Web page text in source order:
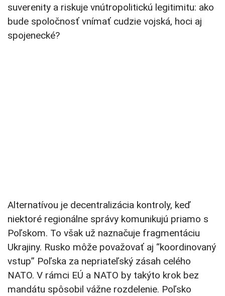
suverenity a riskuje vnútropolitickú legitimitu: ako
bude spoločnosť vnímať cudzie vojská, hoci aj
spojenecké?
Alternatívou je decentralizácia kontroly, keď
niektoré regionálne správy komunikujú priamo s
Poľskom. To však už naznačuje fragmentáciu
Ukrajiny. Rusko môže považovať aj “koordinovaný
vstup” Poľska za nepriateľský zásah celého
NATO. V rámci EÚ a NATO by takýto krok bez
mandátu spôsobil vážne rozdelenie. Poľsko